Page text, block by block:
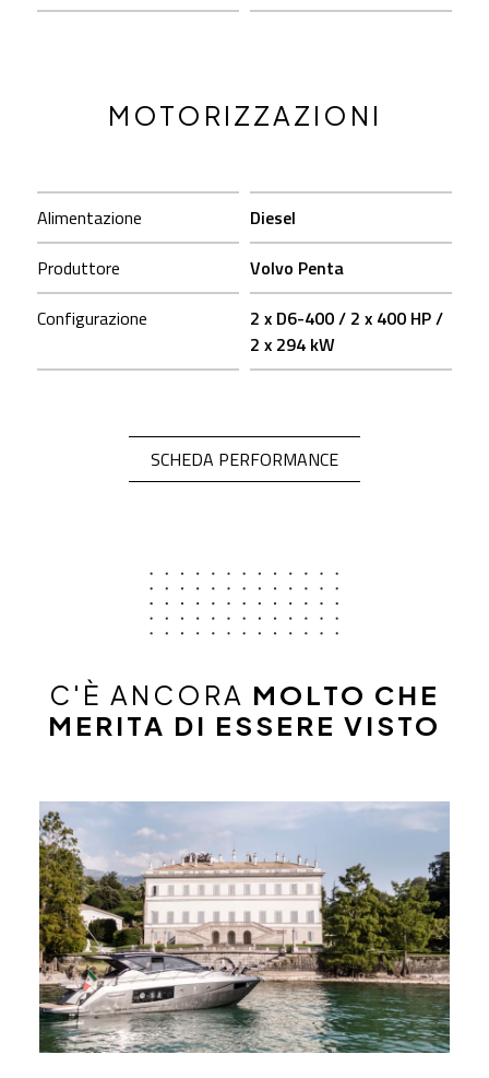
MOTORIZZAZIONI
Alimentazione
Diesel
Produttore
Volvo Penta
Configurazione
2 x D6-400 / 2 x 400 HP /
2 x 294 kW
SCHEDA PERFORMANCEOPEN IN A NEW
C'È ANCORA MOLTO CHE
MERITA DI ESSERE VISTO